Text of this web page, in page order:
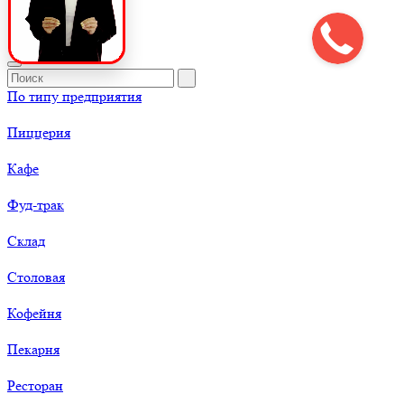
По типу предприятия
Пиццерия
Кафе
Фуд-трак
Склад
Столовая
Кофейня
Пекарня
Ресторан